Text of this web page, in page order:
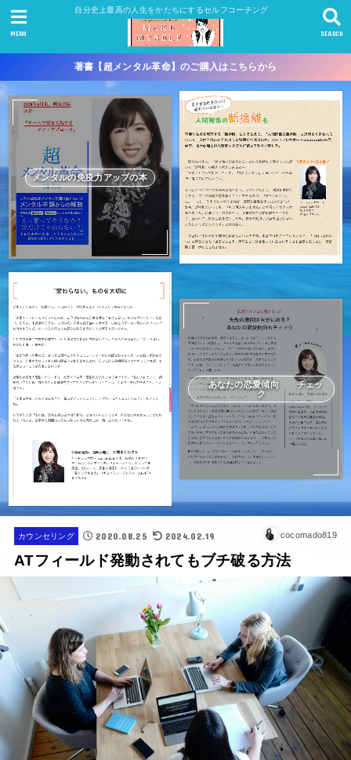
自分史上最高の人生をかたちにするセルフコーチング
SEARCH
MENU
著書【超メンタル革命】のご購入はこちらから
メンタルの免疫力アップの本
あなたの恋愛傾向 チェッ
ク
カウンセリング 2020.08.25 2024.02.19 cocomado819
ATフィールド発動されてもブチ破る方法